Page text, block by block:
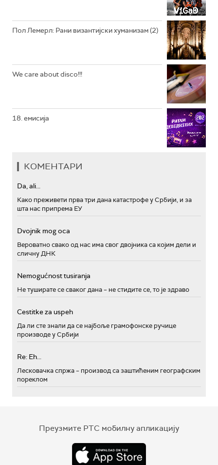
Пол Лемерл: Рани византијски хуманизам (2)
We care about disco!!!
18. емисија
КОМЕНТАРИ
Da, ali...
Како преживети прва три дана катастрофе у Србији, и за
шта нас припрема ЕУ
Dvojnik mog oca
Вероватно свако од нас има свог двојника са којим дели и
сличну ДНК
Nemogućnost tusiranja
Не туширате се сваког дана – не стидите се, то је здраво
Cestitke za uspeh
Да ли сте знали да се најбоље грамофонске ручице
производе у Србији
Re: Eh...
Лесковачка спржа – производ са заштићеним географским
пореклом
Преузмите РТС мобилну апликацију